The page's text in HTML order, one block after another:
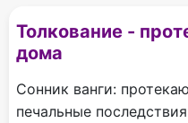
Толкование -
дома
Сонник ванги:
печальные